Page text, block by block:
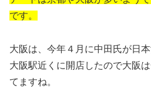
です。
大阪は、今年４月に中田氏が日
大阪駅近くに開店したので大阪
てますね。